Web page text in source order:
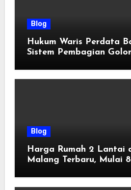
Blog
Hukum Waris Perdata
Sistem Pembagian
Blog
Harga Rumah 2 Lantai
Malang Terbaru, Mulai